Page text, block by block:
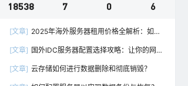
18538 7 0 6
[文章] 2025年海外服务器租用价格全解析：如何
[文章] 国外IDC服务器配置选择攻略：让你的网站
[文章] 云存储如何进行数据删除和彻底销毁？